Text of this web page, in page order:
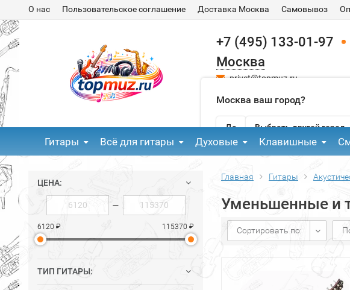
О нас Пользовательское соглашение Доставка Москва Самовывоз
+7 (495) 133-01-97
Москва
Москва ваш город?
Да Выбрать другой город
privet@topmuz.ru
Гитары Всё для гитары Духовые Клавишные
ЦЕНА:
—
6120 ₽ 115370 ₽
ТИП ГИТАРЫ:
Главная Гитары
Уменьшенные и
Сортировать по: